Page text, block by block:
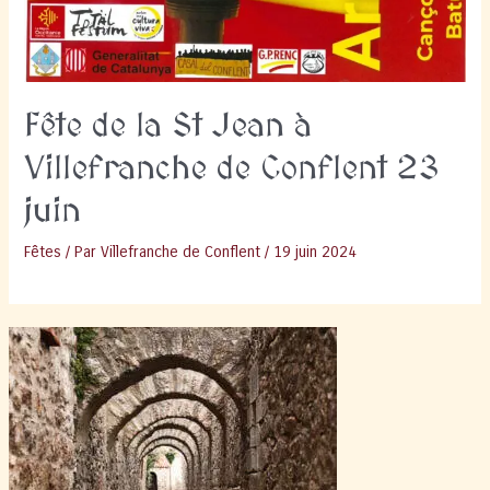
Fête de la St Jean à
Villefranche de Conflent 23
juin
Fêtes / ParVillefranche de Conflent / 19 juin 2024